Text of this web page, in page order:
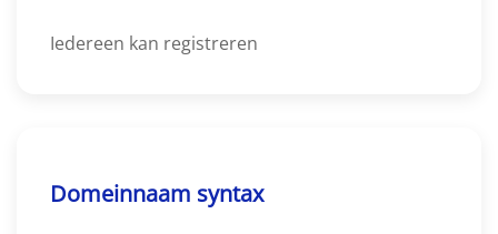
Iedereen kan registreren
Domeinnaam syntax